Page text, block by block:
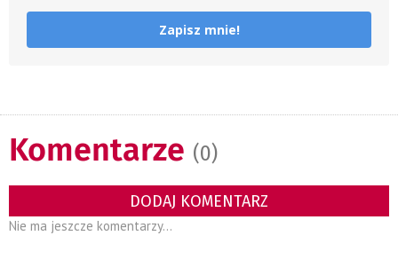
Zapisz mnie!
Komentarze (0)
DODAJ KOMENTARZ
Nie ma jeszcze komentarzy...